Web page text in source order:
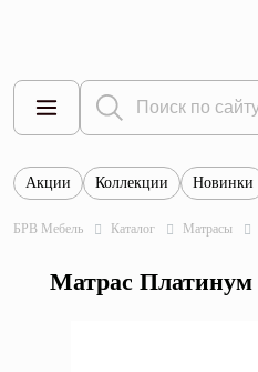
Все товары
Тумбы
Шкафы
Акции Коллекции Новинки
БРВ Мебель Каталог Матрасы
Матрас Платинум